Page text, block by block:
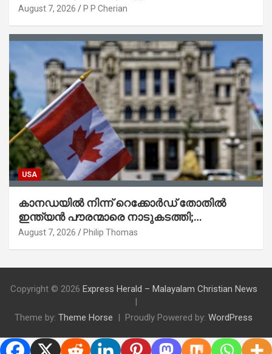
ഹോമിലാക്കില്ലെന്ന് നൽകിയ വാഗ്ദാനം
August 7, 2026 P P Cherian
USA
കാനഡയിൽ നിന്ന് റെക്കോർഡ് തോതിൽ
ഇന്ത്യൻ പൗരന്മാരെ നാടുകടത്തി;
ആറുമാസത്തിനിടെ 3,323 പേർ
August 7, 2026 Philip Thomas
Copyright © 2026 Express Herald – Malayalam Christian News
Theme by: Theme Horse Proudly Powered by: WordPress